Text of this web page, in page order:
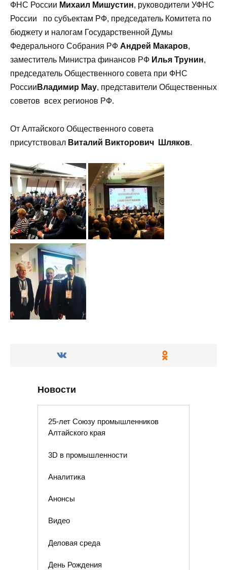
ФНС России Михаил Мишустин, руководители УФНС
России по субъектам РФ, председатель Комитета по
бюджету и налогам Государственной Думы
Федерального Собрания РФ Андрей Макаров,
заместитель Министра финансов РФ Илья Трунин,
председатель Общественного совета при ФНС
России Владимир Мау, представители Общественных
советов всех регионов РФ.
От Алтайского Общественного совета
присутствовал Виталий Викторович Шляков.
Новости
25-лет Союзу промышленников
Алтайского края
3D в промышленности
Аналитика
Анонсы
Видео
Деловая среда
День Рождения